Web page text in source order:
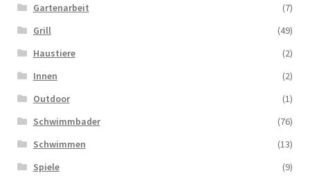
Gartenarbeit
(7)
Grill
(49)
Haustiere
(2)
Innen
(2)
Outdoor
(1)
Schwimmbader
(76)
Schwimmen
(13)
Spiele
(9)